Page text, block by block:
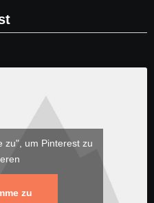
zu", um Pinterest zu
zu